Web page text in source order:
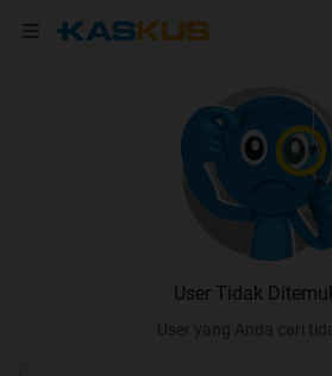
User Tidak
User yang Anda cari